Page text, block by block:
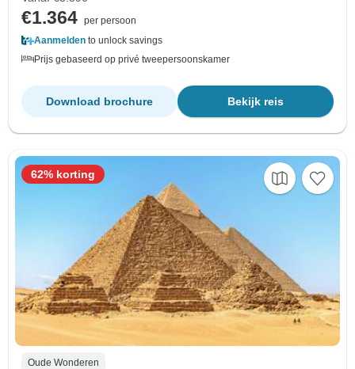
€1.364 per persoon
Aanmelden to unlock savings
Prijs gebaseerd op privé tweepersoonskamer
Bekijk reis
Download brochure
Oude Wonderen
62% korting